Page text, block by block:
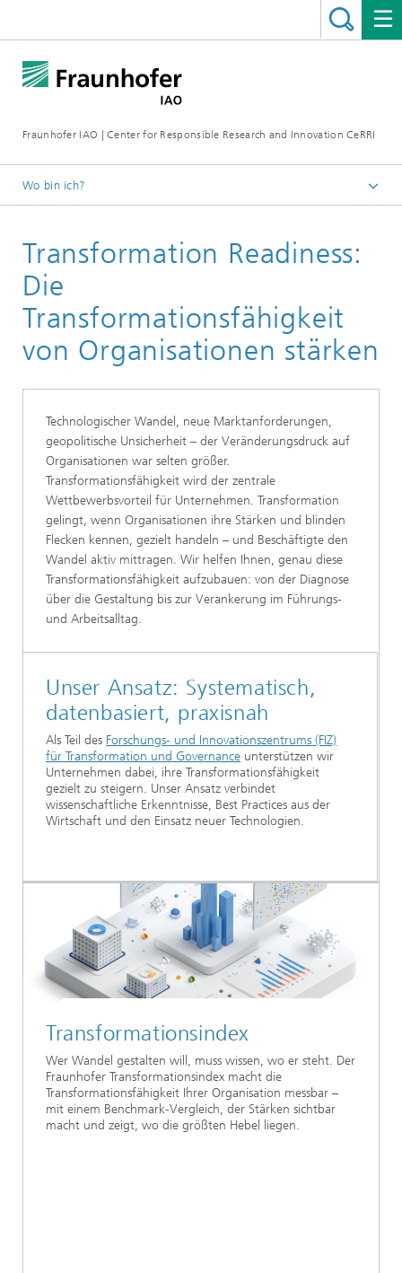
Fraunhofer IAO | Center for Responsible Research and Innovation CeRRI
Wo bin ich?
Leistungsspektrum
Transformation Readiness:
Die
Transformationsfähigkeit
von Organisationen stärken
Technologischer Wandel, neue Marktanforderungen,
geopolitische Unsicherheit – der Veränderungsdruck auf
Organisationen war selten größer.
Transformationsfähigkeit wird der zentrale
Wettbewerbsvorteil für Unternehmen. Transformation
gelingt, wenn Organisationen ihre Stärken und blinden
Flecken kennen, gezielt handeln – und Beschäftigte den
Wandel aktiv mittragen. Wir helfen Ihnen, genau diese
Transformationsfähigkeit aufzubauen: von der Diagnose
über die Gestaltung bis zur Verankerung im Führungs-
und Arbeitsalltag.
Unser Ansatz: Systematisch,
datenbasiert, praxisnah
Als Teil des Forschungs- und Innovationszentrums (FIZ)
für Transformation und Governance unterstützen wir
Unternehmen dabei, ihre Transformationsfähigkeit
gezielt zu steigern. Unser Ansatz verbindet
wissenschaftliche Erkenntnisse, Best Practices aus der
Wirtschaft und den Einsatz neuer Technologien.
Transformationsindex
Wer Wandel gestalten will, muss wissen, wo er steht. Der
Fraunhofer Transformationsindex macht die
Transformationsfähigkeit Ihrer Organisation messbar –
mit einem Benchmark-Vergleich, der Stärken sichtbar
macht und zeigt, wo die größten Hebel liegen.